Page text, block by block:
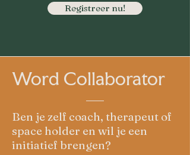
Registreer nu!
Word Collaborator
Ben je zelf coach, therapeut of
space holder en wil je een
initiatief brengen?